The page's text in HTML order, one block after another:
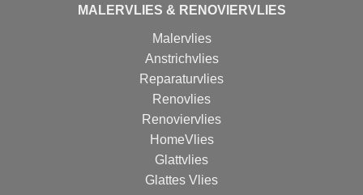
MALERVLIES & RENOVIERVLIES
Malervlies
Anstrichvlies
Reparaturvlies
Renovlies
Renoviervlies
HomeVlies
Glattvlies
Glattes Vlies